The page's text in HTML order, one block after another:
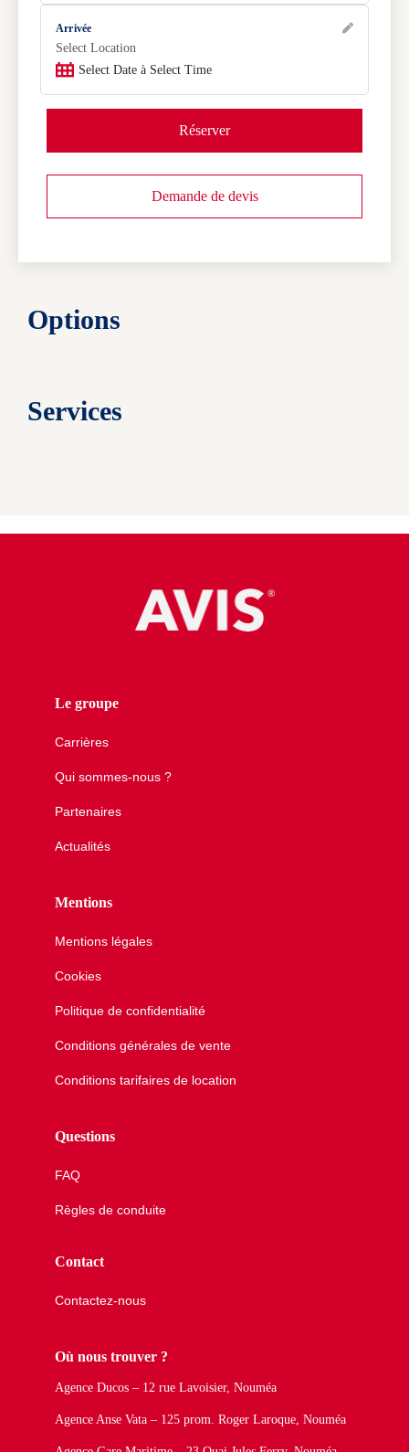
Options
Services
Arrivée
Select Location
Select Date à Select Time
Réserver
Demande de devis
Le groupe
Carrières
Qui sommes-nous ?
Partenaires
Actualités
Mentions
Mentions légales
Cookies
Politique de confidentialité
Conditions générales de vente
Conditions tarifaires de location
Questions
FAQ
Règles de conduite
Contact
Contactez-nous
Où nous trouver ?
Agence Ducos – 12 rue Lavoisier, Nouméa
Agence Anse Vata – 125 prom. Roger Laroque, Nouméa